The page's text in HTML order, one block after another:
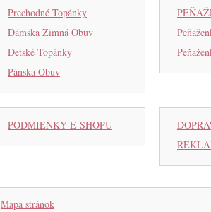
Prechodné Topánky
Dámska Zimná Obuv
Detské Topánky
Pánska Obuv
PODMIENKY E-SHOPU
Mapa stránok